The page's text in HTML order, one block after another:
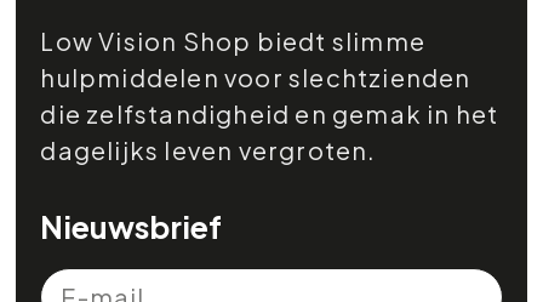
Low Vision Shop biedt slimme
hulpmiddelen voor slechtzienden
die zelfstandigheid en gemak in het
dagelijks leven vergroten.
Nieuwsbrief